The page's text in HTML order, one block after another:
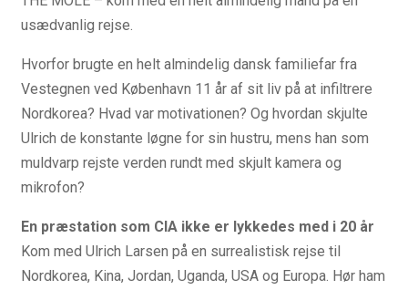
usædvanlig rejse.
Hvorfor brugte en helt almindelig dansk familiefar fra
Vestegnen ved København 11 år af sit liv på at infiltrere
Nordkorea? Hvad var motivationen? Og hvordan skjulte
Ulrich de konstante løgne for sin hustru, mens han som
muldvarp rejste verden rundt med skjult kamera og
mikrofon?
En præstation som CIA ikke er lykkedes med i 20 år
Kom med Ulrich Larsen på en surrealistisk rejse til
Nordkorea, Kina, Jordan, Uganda, USA og Europa. Hør ham